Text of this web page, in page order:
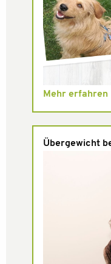
Mehr erfahren
Übergewicht